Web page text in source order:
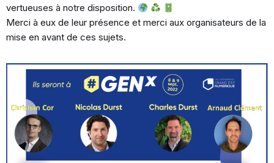
vertueuses à notre disposition.
Merci à eux de leur présence et merci aux organisateurs de la
mise en avant de ces sujets.